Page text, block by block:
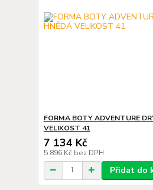
FORMA BOTY ADVENTURE
VELIKOST 41
7 134 Kč
5 896 Kč bez DPH
Přidat do